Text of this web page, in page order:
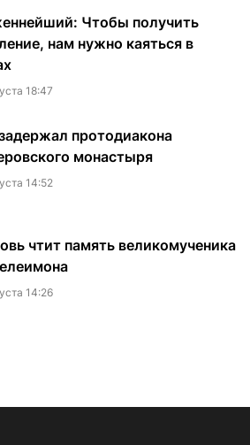
Чтобы получить
нам нужно каяться в
18:47
протодиакона
монастыря
14:52
чтит память великомученика
14:26